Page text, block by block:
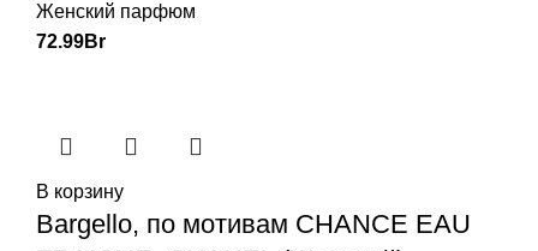
Женский парфюм
72.99Br
В корзину
Bargello, по мотивам CHANCE EAU